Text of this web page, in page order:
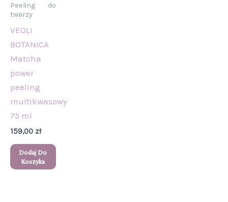
Peeling do
twarzy
VEOLI
BOTANICA
Matcha
power
peeling
multikwasowy
75 ml
159,00 zł
Dodaj Do
Koszyka